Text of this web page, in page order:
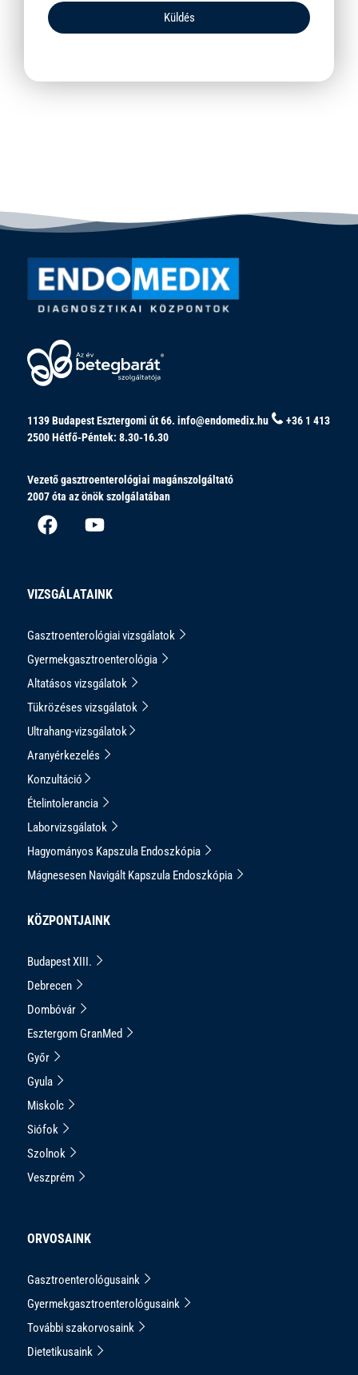
Küldés
1139 Budapest Esztergomi út 66. info@endomedix.hu
+36 1 413
2500Hétfő-Péntek: 8.30-16.30
Vezető gasztroenterológiai magánszolgáltató
2007 óta az önök szolgálatában
VIZSGÁLATAINK
Gasztroenterológiai vizsgálatok
Gyermekgasztroenterológia
Altatásos vizsgálatok
Tükrözéses vizsgálatok
Ultrahang-vizsgálatok
Aranyérkezelés
Konzultáció
Ételintolerancia
Laborvizsgálatok
Hagyományos Kapszula Endoszkópia
Mágnesesen Navigált Kapszula Endoszkópia
KÖZPONTJAINK
Budapest XIII.
Debrecen
Dombóvár
Esztergom GranMed
Győr
Gyula
Miskolc
Siófok
Szolnok
Veszprém
ORVOSAINK
Gasztroenterológusaink
Gyermekgasztroenterológusaink
További szakorvosaink
Dietetikusaink